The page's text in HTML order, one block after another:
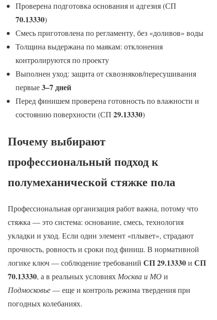
Проверена подготовка основания и адгезия (СП
70.13330)
Смесь приготовлена по регламенту, без «доливов» воды
Толщина выдержана по маякам: отклонения
контролируются по проекту
Выполнен уход: защита от сквозняков/пересушивания
первые3–7 дней
Перед финишем проверена готовность по влажности и
состоянию поверхности (СП 29.13330)
Почему выбирают
профессиональный подход к
полумеханической стяжке пола
Профессиональная организация работ важна, потому что
стяжка — это система: основание, смесь, технология
укладки и уход. Если один элемент «плывет», страдают
прочность, ровность и сроки под финиш. В нормативной
логике ключ — соблюдение требований СП 29.13330и СП
70.13330, а в реальных условиях Москва и МОи
Подмосковье— еще и контроль режима твердения при
погодных колебаниях.